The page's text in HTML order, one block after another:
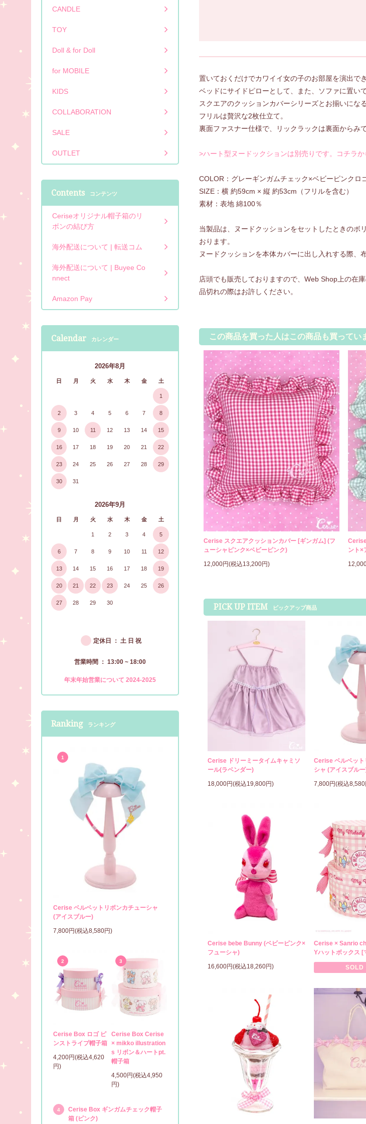
置いておくだけでカワイイ女の子のお部屋を演出で
ベッドにサイドピローとして、また、ソファに置い
スクエアのクッションカバーシリーズとお揃いにな
フリルは贅沢な2枚仕立て。
裏面ファスナー仕様で、リックラックは裏面からみ
>ハート型ヌードックションは別売りです。コチラか
COLOR：グレーギンガムチェック×ベビーピンクロ
SIZE：横 約59cm × 縦 約53cm（フリルを含む）
素材：表地 綿100％
当製品は、ヌードクッションをセットしたときのボ
おります。
ヌードクッションを本体カバーに出し入れする際、
店頭でも販売しておりますので、Web Shop上の在
品切れの際はお許しください。
この商品を買った人はこの商品も買ってい
Cerise スクエアクッションカバー [ギンガム] (フ
ューシャピンク×ベビーピンク)
12,000円(税込13,200円)
ント×
PICK UP ITEM ピックアップ商品
Cerise ドリーミータイムキャミソ
ール(ラベンダー)
18,000円(税込19,800円)
Cerise ベルベット
シャ (アイスブル
7,800円(税込8,580
Cerise bebe Bunny (ベビーピンク×
フューシャ)
16,600円(税込18,260円)
Cerise × Sanrio
Yハットボックス [
SOLD
CANDLE
TOY
Doll & for Doll
for MOBILE
KIDS
COLLABORATION
SALE
OUTLET
Contents コンテンツ
Ceriseオリジナル帽子箱のリ
ボンの結び方
海外配送について | 転送コム
海外配送について | Buyee Co
nnect
Amazon Pay
Calendar カレンダー
2026年8月
日 月 火 水 木 金 土
1
2 3 4 5 6 7 8
9 10 11 12 13 14 15
16 17 18 19 20 21 22
23 24 25 26 27 28 29
30 31
2026年9月
日 月 火 水 木 金 土
1 2 3 4 5
6 7 8 9 10 11 12
13 14 15 16 17 18 19
20 21 22 23 24 25 26
27 28 29 30
● 定休日 ： 土 日 祝
営業時間 ： 13:00 ~ 18:00
年末年始営業について 2024-2025
Ranking ランキング
1
Cerise ベルベットリボンカチューシャ
(アイスブルー)
7,800円(税込8,580円)
2
Cerise Box ロゴ ピ
ンストライプ帽子箱
4,200円(税込4,620
円)
3
Cerise Box Cerise
× mikko illustration
s リボン＆ハートpt.
帽子箱
4,500円(税込4,950
円)
4
Cerise Box ギンガムチェック帽子
箱 (ピンク)